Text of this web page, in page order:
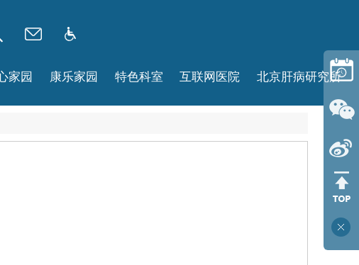
家园 康乐家园 特色科室 互联网医院 北京肝病研究所